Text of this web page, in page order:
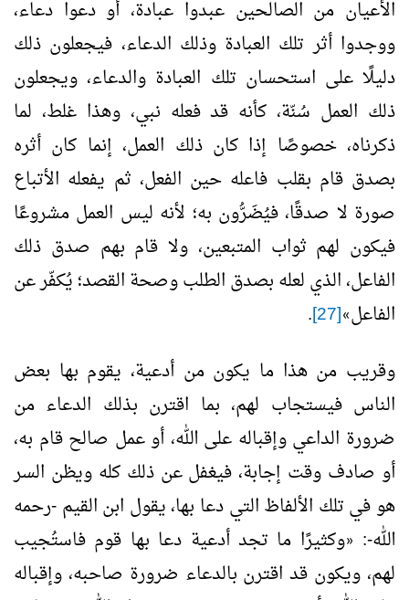
الأعيان من الصالحين عبدوا عبادة، أو دعوا دعاء،
ووجدوا أثر تلك العبادة وذلك الدعاء، فيجعلون ذلك
دليلًا على استحسان تلك العبادة والدعاء، ويجعلون
ذلك العمل سُنّة، كأنه قد فعله نبي، وهذا غلط، لما
ذكرناه، خصوصًا إذا كان ذلك العمل، إنما كان أثره
بصدق قام بقلب فاعله حين الفعل، ثم يفعله الأتباع
صورة لا صدقًا، فيُضَرُّون به؛ لأنه ليس العمل مشروعًا
فيكون لهم ثواب المتبعين، ولا قام بهم صدق ذلك
الفاعل، الذي لعله بصدق الطلب وصحة القصد؛ يُكفّر عن
الفاعل»
[27]
.
وقريب من هذا ما يكون من أدعية، يقوم بها بعض
الناس فيستجاب لهم، بما اقترن بذلك الدعاء من
ضرورة الداعي وإقباله على الله، أو عمل صالح قام به،
أو صادف وقت إجابة، فيغفل عن ذلك كله ويظن السر
هو في تلك الألفاظ التي دعا بها، يقول ابن القيم -رحمه
الله-:
«وكثيرًا ما تجد أدعية دعا بها قوم فاستُجيب
لهم، ويكون قد اقترن بالدعاء ضرورة صاحبه، وإقباله